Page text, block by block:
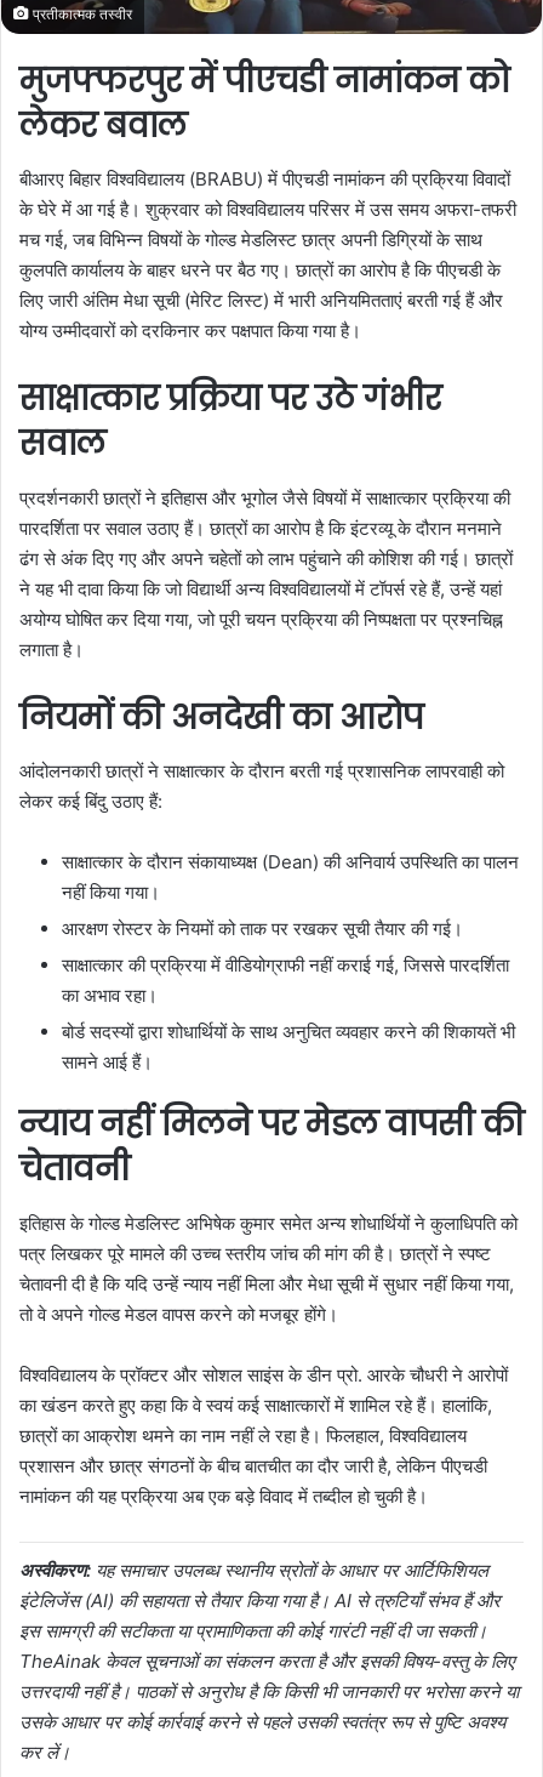
प्रतीकात्मक तस्वीर
मुजफ्फरपुर में पीएचडी नामांकन को
लेकर बवाल
बीआरए बिहार विश्वविद्यालय (BRABU) में पीएचडी नामांकन की प्रक्रिया विवादों
के घेरे में आ गई है। शुक्रवार को विश्वविद्यालय परिसर में उस समय अफरा-तफरी
मच गई, जब विभिन्न विषयों के गोल्ड मेडलिस्ट छात्र अपनी डिग्रियों के साथ
कुलपति कार्यालय के बाहर धरने पर बैठ गए। छात्रों का आरोप है कि पीएचडी के
लिए जारी अंतिम मेधा सूची (मेरिट लिस्ट) में भारी अनियमितताएं बरती गई हैं और
योग्य उम्मीदवारों को दरकिनार कर पक्षपात किया गया है।
साक्षात्कार प्रक्रिया पर उठे गंभीर
सवाल
प्रदर्शनकारी छात्रों ने इतिहास और भूगोल जैसे विषयों में साक्षात्कार प्रक्रिया की
पारदर्शिता पर सवाल उठाए हैं। छात्रों का आरोप है कि इंटरव्यू के दौरान मनमाने
ढंग से अंक दिए गए और अपने चहेतों को लाभ पहुंचाने की कोशिश की गई। छात्रों
ने यह भी दावा किया कि जो विद्यार्थी अन्य विश्वविद्यालयों में टॉपर्स रहे हैं, उन्हें यहां
अयोग्य घोषित कर दिया गया, जो पूरी चयन प्रक्रिया की निष्पक्षता पर प्रश्नचिह्न
लगाता है।
नियमों की अनदेखी का आरोप
आंदोलनकारी छात्रों ने साक्षात्कार के दौरान बरती गई प्रशासनिक लापरवाही को
लेकर कई बिंदु उठाए हैं:
साक्षात्कार के दौरान संकायाध्यक्ष (Dean) की अनिवार्य उपस्थिति का पालन
नहीं किया गया।
आरक्षण रोस्टर के नियमों को ताक पर रखकर सूची तैयार की गई।
साक्षात्कार की प्रक्रिया में वीडियोग्राफी नहीं कराई गई, जिससे पारदर्शिता
का अभाव रहा।
बोर्ड सदस्यों द्वारा शोधार्थियों के साथ अनुचित व्यवहार करने की शिकायतें भी
सामने आई हैं।
न्याय नहीं मिलने पर मेडल वापसी की
चेतावनी
इतिहास के गोल्ड मेडलिस्ट अभिषेक कुमार समेत अन्य शोधार्थियों ने कुलाधिपति को
पत्र लिखकर पूरे मामले की उच्च स्तरीय जांच की मांग की है। छात्रों ने स्पष्ट
चेतावनी दी है कि यदि उन्हें न्याय नहीं मिला और मेधा सूची में सुधार नहीं किया गया,
तो वे अपने गोल्ड मेडल वापस करने को मजबूर होंगे।
विश्वविद्यालय के प्रॉक्टर और सोशल साइंस के डीन प्रो. आरके चौधरी ने आरोपों
का खंडन करते हुए कहा कि वे स्वयं कई साक्षात्कारों में शामिल रहे हैं। हालांकि,
छात्रों का आक्रोश थमने का नाम नहीं ले रहा है। फिलहाल, विश्वविद्यालय
प्रशासन और छात्र संगठनों के बीच बातचीत का दौर जारी है, लेकिन पीएचडी
नामांकन की यह प्रक्रिया अब एक बड़े विवाद में तब्दील हो चुकी है।
अस्वीकरण: यह समाचार उपलब्ध स्थानीय स्रोतों के आधार पर आर्टिफिशियल
इंटेलिजेंस (AI) की सहायता से तैयार किया गया है। AI से त्रुटियाँ संभव हैं और
इस सामग्री की सटीकता या प्रामाणिकता की कोई गारंटी नहीं दी जा सकती।
TheAinak केवल सूचनाओं का संकलन करता है और इसकी विषय-वस्तु के लिए
उत्तरदायी नहीं है। पाठकों से अनुरोध है कि किसी भी जानकारी पर भरोसा करने या
उसके आधार पर कोई कार्रवाई करने से पहले उसकी स्वतंत्र रूप से पुष्टि अवश्य
कर लें।